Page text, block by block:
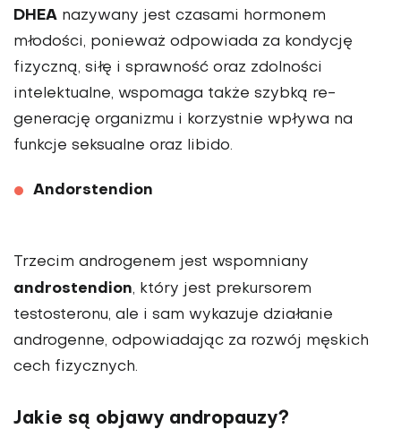
DHEA nazywany jest czasami hormonem
młodości, ponieważ odpowiada za kondycję
fizyczną, siłę i sprawność oraz zdolności
intelektualne, wspomaga także szybką re­
generację organizmu i korzystnie wpływa na
funkcje seksualne oraz libido.
Andorstendion
Trzecim androgenem jest wspomniany
androsten­dion, który jest prekursorem
testosteronu, ale i sam wykazuje działanie
androgenne, odpowiadając za rozwój męskich
cech fizycznych.
Jakie są objawy andropauzy?